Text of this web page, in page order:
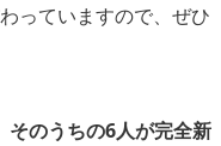
っていますので、ぜひ
のうちの6人が完全新